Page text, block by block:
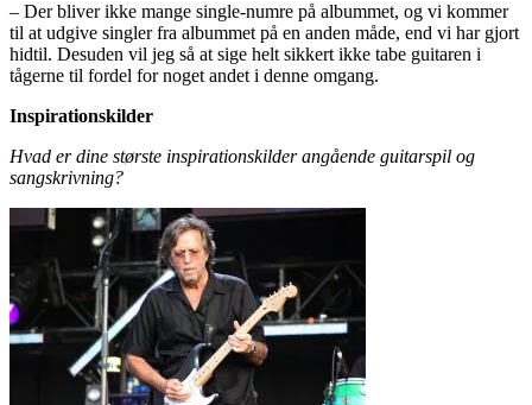
– Der bliver ikke mange single-numre på albummet, og vi kommer
til at udgive singler fra albummet på en anden måde, end vi har gjort
hidtil. Desuden vil jeg så at sige helt sikkert ikke tabe guitaren i
tågerne til fordel for noget andet i denne omgang.
Inspirationskilder
Hvad er dine største inspirationskilder angående guitarspil og
sangskrivning?